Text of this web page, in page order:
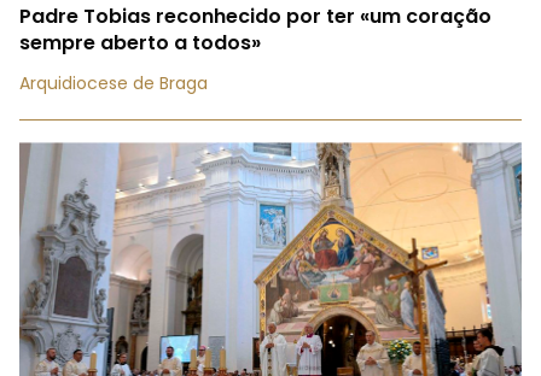
Padre Tobias reconhecido por ter «um coração
sempre aberto a todos»
Arquidiocese de Braga